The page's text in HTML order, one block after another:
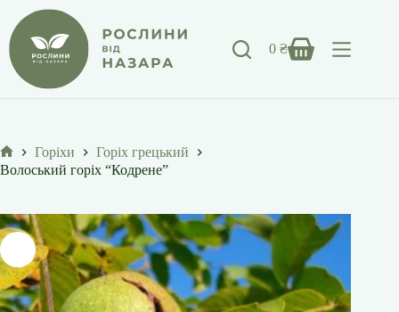
Перейти
вмісту
Кошик
0₴
Головна
Горіхи
Горіх грецький
Волоський горіх “Кодрене”